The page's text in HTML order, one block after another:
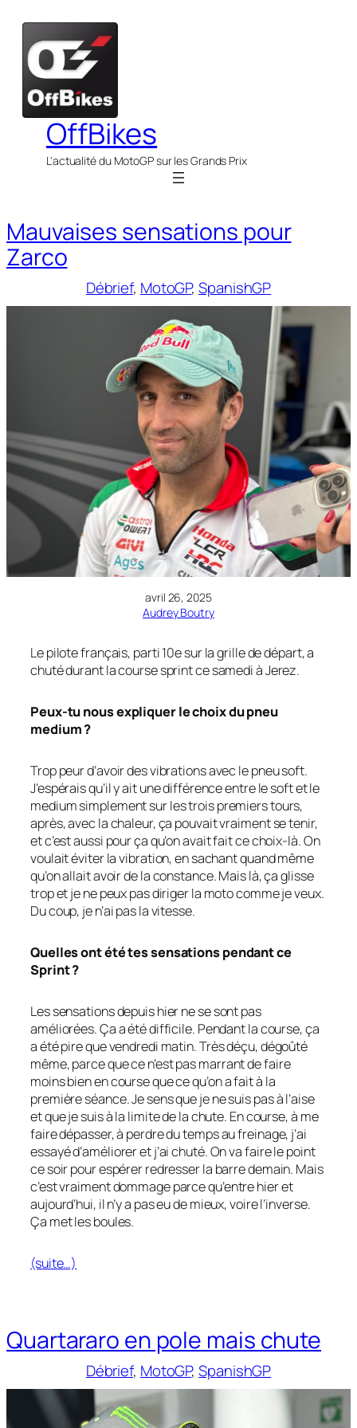
contenu
OffBikes
L'actualité du MotoGP sur les Grands Prix
Mauvaises sensations pour
Zarco
Débrief, MotoGP, SpanishGP
avril 26, 2025
Audrey Boutry
Le pilote français, parti 10e sur la grille de départ, a
chuté durant la course sprint ce samedi à Jerez.
Peux-tu nous expliquer le choix du pneu
medium ?
Trop peur d’avoir des vibrations avec le pneu soft.
J’espérais qu’il y ait une différence entre le soft et le
medium simplement sur les trois premiers tours,
après, avec la chaleur, ça pouvait vraiment se tenir,
et c’est aussi pour ça qu’on avait fait ce choix-là. On
voulait éviter la vibration, en sachant quand même
qu’on allait avoir de la constance. Mais là, ça glisse
trop et je ne peux pas diriger la moto comme je veux.
Du coup, je n’ai pas la vitesse.
Quelles ont été tes sensations pendant ce
Sprint ?
Les sensations depuis hier ne se sont pas
améliorées. Ça a été difficile. Pendant la course, ça
a été pire que vendredi matin. Très déçu, dégoûté
même, parce que ce n’est pas marrant de faire
moins bien en course que ce qu’on a fait à la
première séance. Je sens que je ne suis pas à l’aise
et que je suis à la limite de la chute. En course, à me
faire dépasser, à perdre du temps au freinage, j’ai
essayé d’améliorer et j’ai chuté. On va faire le point
ce soir pour espérer redresser la barre demain. Mais
c’est vraiment dommage parce qu’entre hier et
aujourd’hui, il n’y a pas eu de mieux, voire l’inverse.
Ça met les boules.
(suite…)
Quartararo en pole mais chute
Débrief, MotoGP, SpanishGP